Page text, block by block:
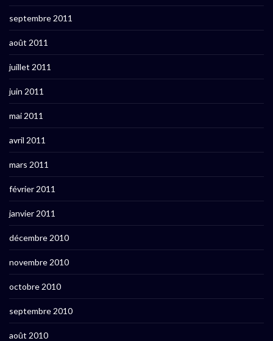
septembre 2011
août 2011
juillet 2011
juin 2011
mai 2011
avril 2011
mars 2011
février 2011
janvier 2011
décembre 2010
novembre 2010
octobre 2010
septembre 2010
août 2010